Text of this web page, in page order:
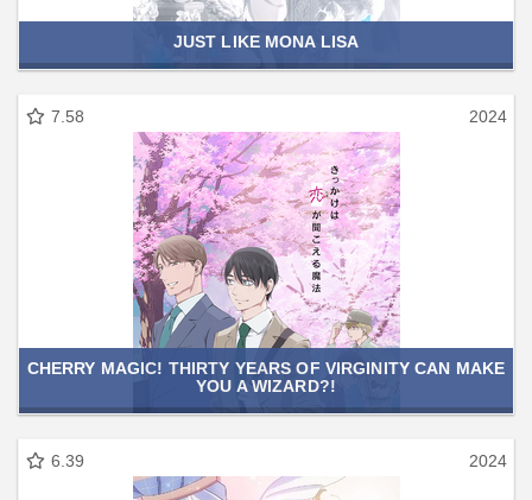
JUST LIKE MONA LISA
7.58 2024
CHERRY MAGIC! THIRTY YEARS OF VIRGINITY CAN MAKE
YOU A WIZARD?!
6.39 2024